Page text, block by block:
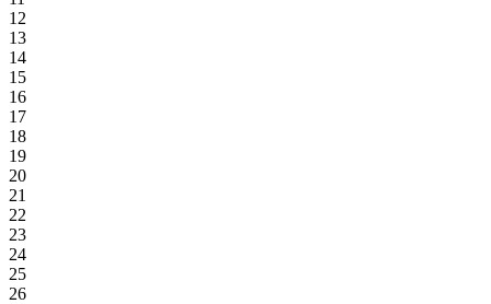
12
13
14
15
16
17
18
19
20
21
22
23
24
25
26